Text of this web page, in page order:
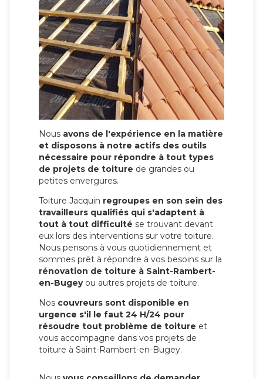
Nous avons de l'expérience en la matière
et disposons à notre actifs des outils
nécessaire pour répondre à tout types
de projets de toiture de grandes ou
petites envergures.
Toiture Jacquin regroupes en son sein des
travailleurs qualifiés qui s'adaptent à
tout à tout difficulté se trouvant devant
eux lors des interventions sur votre toiture.
Nous pensons à vous quotidiennement et
sommes prêt à répondre à vos besoins sur la
rénovation de toiture à Saint-Rambert-
en-Bugeyou autres projets de toiture.
Nos couvreurs sont disponible en
urgence s'il le faut 24 H/24 pour
résoudre tout problème de toiture et
vous accompagne dans vos projets de
toiture à Saint-Rambert-en-Bugey.